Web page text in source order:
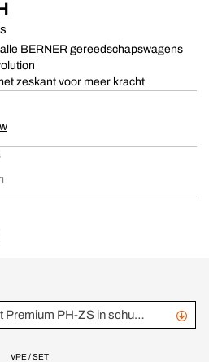
BERNER gereedschapswagens
zeskant voor meer kracht
Schroevendraaierset Premium PH-ZS in schuiminlet
VPE / SET